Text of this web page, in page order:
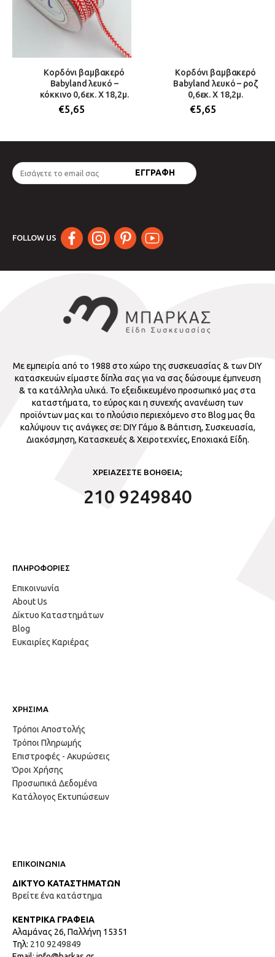
Κορδόνι βαμβακερό
Babyland λευκό –
κόκκινο 0,6εκ. Χ 18,2μ.
€5,65
Κορδόνι βαμβακερό
Babyland λευκό – ροζ
0,6εκ. Χ 18,2μ.
€5,65
FOLLOW US
Με εμπειρία από το 1988 στο χώρο της συσκευασίας & των DIY
κατασκευών είμαστε δίπλα σας για να σας δώσουμε έμπνευση
& τα κατάλληλα υλικά. Το εξειδικευμένο προσωπικό μας στα
καταστήματα, το εύρος και η συνεχής ανανέωση των
προϊόντων μας και το πλούσιο περιεχόμενο στο Blog μας θα
καλύψουν τις ανάγκες σε: DIY Γάμο & Βάπτιση, Συσκευασία,
Διακόσμηση, Κατασκευές & Χειροτεχνίες, Εποχιακά Είδη.
ΧΡΕΙΑΖΕΣΤΕ ΒΟΗΘΕΙΑ;
210 9249840
ΠΛΗΡΟΦΟΡΙΕΣ
Επικοινωνία
About Us
Δίκτυο Καταστημάτων
Blog
Ευκαιρίες Καριέρας
ΧΡΗΣΙΜΑ
Τρόποι Αποστολής
Τρόποι Πληρωμής
Επιστροφές - Ακυρώσεις
Όροι Χρήσης
Προσωπικά Δεδομένα
Κατάλογος Εκτυπώσεων
ΕΠΙΚΟΙΝΩΝΙΑ
ΔΙΚΤΥΟ ΚΑΤΑΣΤΗΜΑΤΩΝ
Βρείτε ένα κατάστημα
ΚΕΝΤΡΙΚΑ ΓΡΑΦΕΙΑ
Αλαμάνας 26, Παλλήνη 15351
Τηλ: 210 9249849